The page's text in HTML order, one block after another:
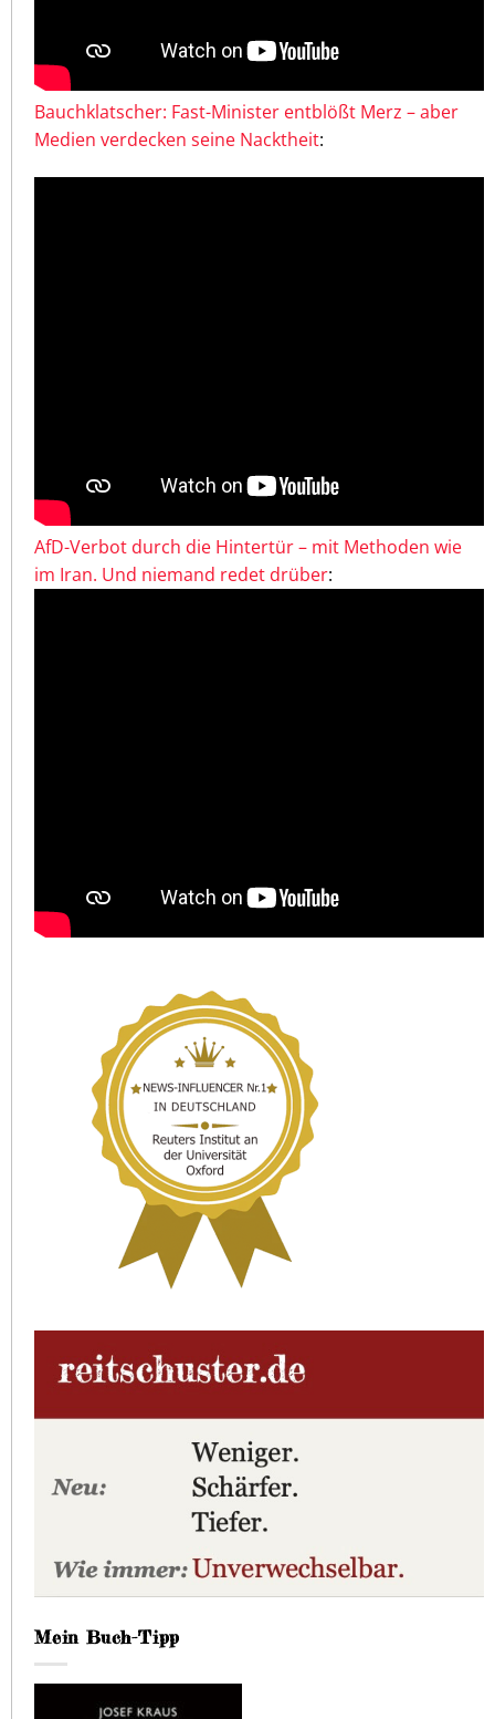
Bauchklatscher: Fast-Minister entblößt Merz – aber
Medien verdecken seine Nacktheit:
AfD-Verbot durch die Hintertür – mit Methoden wie
im Iran. Und niemand redet drüber:
Mein Buch-Tipp